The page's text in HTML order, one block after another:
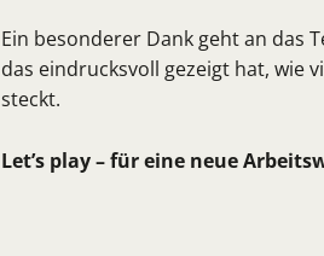
Ein besonderer Dank geht an das
das eindrucksvoll gezeigt hat, wie
steckt.
Let’s play – für eine neue